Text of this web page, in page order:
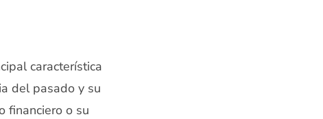
característica
del pasado y su
financiero o su